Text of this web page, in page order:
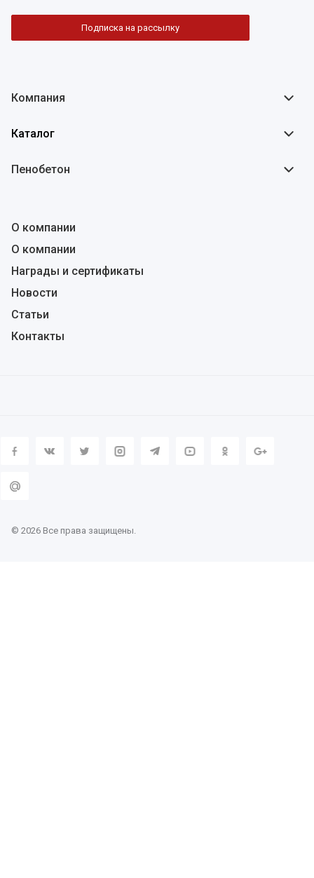
Подписка на рассылку
Компания
Каталог
Пенобетон
О компании
О компании
Награды и сертификаты
Новости
Статьи
Контакты
© 2026 Все права защищены.